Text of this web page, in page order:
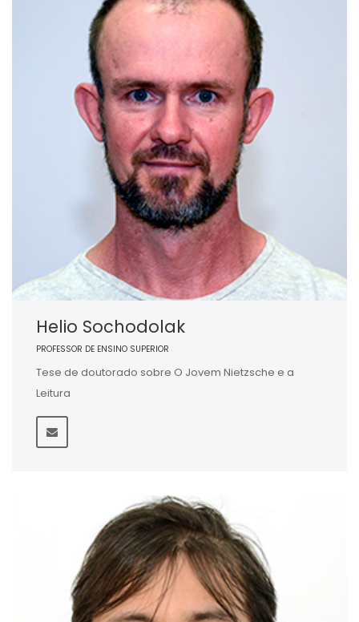
Helio Sochodolak
PROFESSOR DE ENSINO SUPERIOR
Tese de doutorado sobre O Jovem Nietzsche e a
Leitura